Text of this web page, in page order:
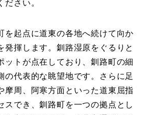
ださい。
を起点に道東の各地へ続けて向か
発揮します。釧路湿原をぐるりと
ットが点在しており、釧路町の細
の代表的な眺望地です。さらに足
摩周、阿寒方面といった道東屈指
スでき、釧路町を一つの拠点とし